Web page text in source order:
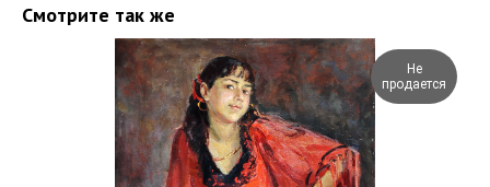
Смотрите так же
Не
продается